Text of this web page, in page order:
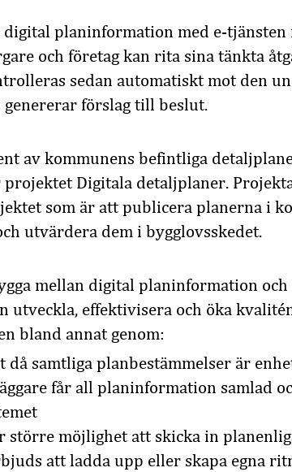
digital planinformation med e-
och företag kan rita sina tänkta
sedan automatiskt mot den
förslag till beslut.
av kommunens befintliga
Digitala detaljplaner.
som är att publicera planerna i
utvärdera dem i bygglovsskedet.
mellan digital planinformation
utveckla, effektivisera och öka
bland annat genom:
då samtliga planbestämmelser är
får all planinformation samlad
större möjlighet att skicka in
att ladda upp eller skapa egna